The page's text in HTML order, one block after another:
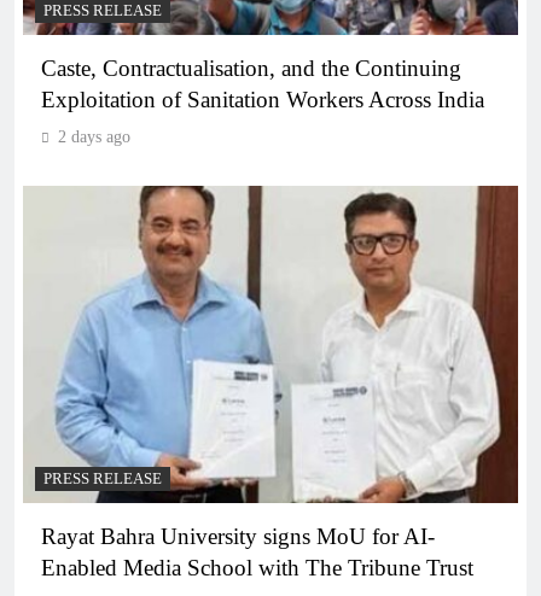
PRESS RELEASE
Caste, Contractualisation, and the Continuing
Exploitation of Sanitation Workers Across India
2 days ago
PRESS RELEASE
Rayat Bahra University signs MoU for AI-
Enabled Media School with The Tribune Trust